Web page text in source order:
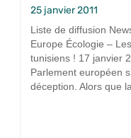
25 janvier 2011
Liste de diffusion
Europe Écologie –
tunisiens ! 17 janvier
Parlement européen
déception. Alors que